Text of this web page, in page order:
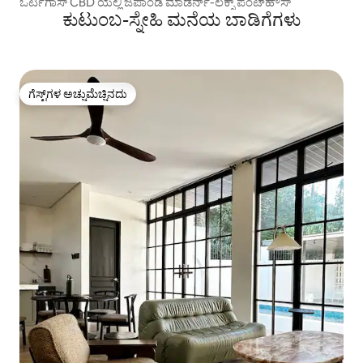
ಕುಟುಂಬ-ಸ್ನೇಹಿ ಮನೆಯ ಬಾಡಿಗೆಗಳು
ಗೆಸ್ಟ್‌ಗಳ ಅಚ್ಚುಮೆಚ್ಚಿನದು
ಗೆಸ್ಟ್‌ಗಳ ಅಚ್ಚುಮೆಚ್ಚಿನದು